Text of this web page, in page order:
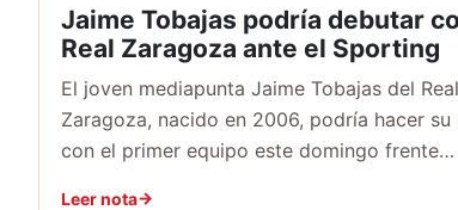
Jaime Tobajas podría debutar
Real Zaragoza ante el Sporting
El joven mediapunta Jaime Tobajas del Real
Zaragoza, nacido en 2006, podría hacer su
con el primer equipo este domingo frente…
Leer nota